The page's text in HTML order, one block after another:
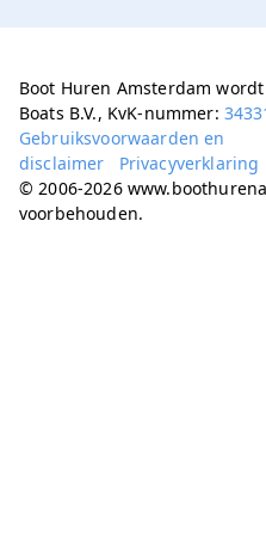
Boot Huren Amsterdam
Boats B.V., KvK-nummer:
Gebruiksvoorwaarden en
disclaimer
Privacyverklaring
© 2006-2026
voorbehouden.